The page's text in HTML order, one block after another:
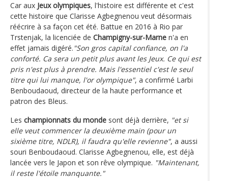
Car aux Jeux olympiques, l'histoire est différente et c'est
cette histoire que Clarisse Agbegnenou veut désormais
réécrire à sa façon cet été. Battue en 2016 à Rio par
Trstenjak, la licenciée de Champigny-sur-Marne n'a en
effet jamais digéré. "Son gros capital confiance, on l'a
conforté. Ca sera un petit plus avant les Jeux. Ce qui est
pris n'est plus à prendre. Mais l'essentiel c'est le seul
titre qui lui manque, l'or olympique", a confirmé Larbi
Benboudaoud, directeur de la haute performance et
patron des Bleus.
Les championnats du monde sont déjà derrière, "et si
elle veut commencer la deuxième main (pour un
sixième titre, NDLR), il faudra qu'elle revienne", a aussi
souri Benboudaoud. Clarisse Agbegnenou, elle, est déjà
lancée vers le Japon et son rêve olympique. "Maintenant,
il reste l'étoile manquante."